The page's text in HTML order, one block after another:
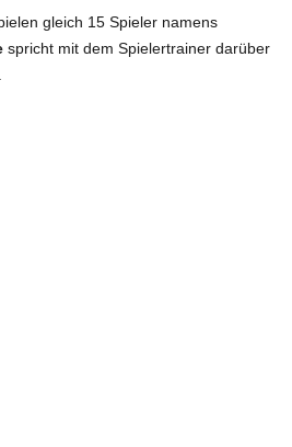
gleich 15 Spieler namens
spricht mit dem Spielertrainer darüber